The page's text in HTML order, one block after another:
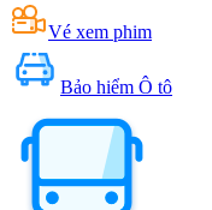
Vé xem phim
Bảo hiểm Ô tô